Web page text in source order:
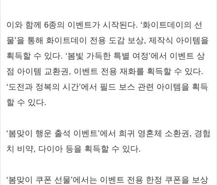
이와 함께 6종의 이벤트가 시작된다. ‘화이트데이의 선
물’을 통해 화이트데이 전용 도감 보상, 제작식 아이템을
획득할 수 있다. ‘봄빛 가득한 특별 여정’에서 이벤트 상
점 아이템 교환권, 이벤트 전용 재화를 획득할 수 있다.
‘도전과 정복의 시간’에서 필드 보스 관련 아이템을 획득
할 수 있다.
‘봄맞이 행운 출석 이벤트’에서 희귀 영혼체 소환권, 경험
치 비약, 다이아 등을 획득할 수 있다.
‘봄맞이 쿠폰 선물’에서는 이벤트 전용 한정 쿠폰을 보상